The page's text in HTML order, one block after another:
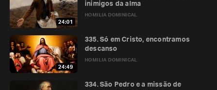
24:01
HOMILIA DOMINICAL
inimigos da alma
24:49
HOMILIA DOMINICAL
335. Só em Cristo, encontramos
descanso
334. São Pedro e a missão de